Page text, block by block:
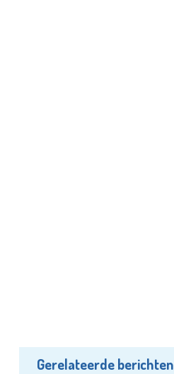
Gerelateerde berichten